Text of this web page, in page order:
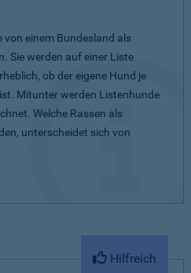
von einem Bundesland als
Sie werden auf einer Liste
ob der eigene Hund je
Mitunter werden Listenhunde
Welche Rassen als
unterscheidet sich von
Hilfreich